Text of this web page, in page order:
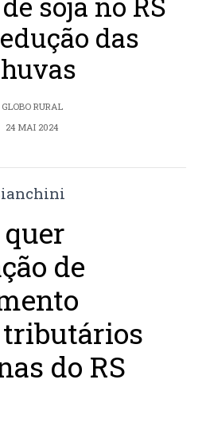
das
GLOBO RURAL
24 MAI 2024
de
do RS